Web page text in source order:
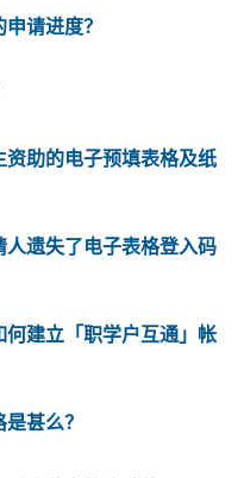
请进度？
助的电子预填表格及纸
遗失了电子表格登入码
何建立「职学户互通」帐
甚么？